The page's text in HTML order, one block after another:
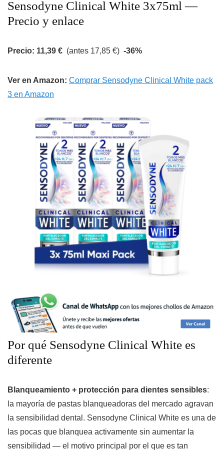
Sensodyne Clinical White 3x75ml —
Precio y enlace
Precio: 11,39 € (antes 17,85 €) -36%
Ver en Amazon: Comprar Sensodyne Clinical White pack
3 en Amazon
Por qué Sensodyne Clinical White es
diferente
Blanqueamiento + protección para dientes sensibles:
la mayoría de pastas blanqueadoras del mercado agravan
la sensibilidad dental. Sensodyne Clinical White es una de
las pocas que blanquea activamente sin aumentar la
sensibilidad — el motivo principal por el que es tan